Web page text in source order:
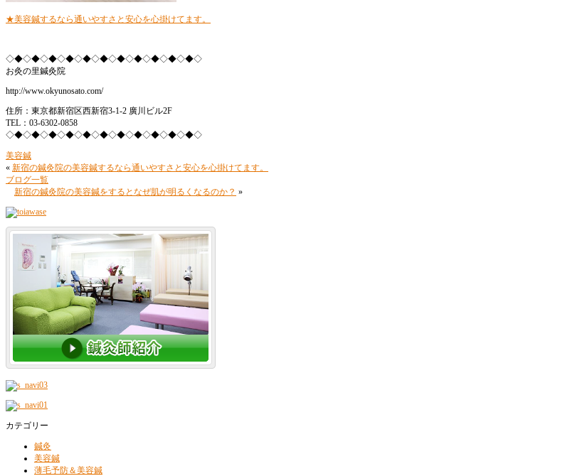
★美容鍼するなら通いやすさと安心を心掛けてます。
◇◆◇◆◇◆◇◆◇◆◇◆◇◆◇◆◇◆◇◆◇◆◇
お灸の里鍼灸院
http://www.okyunosato.com/
住所：東京都新宿区西新宿3-1-2 廣川ビル2F
TEL：03-6302-0858
◇◆◇◆◇◆◇◆◇◆◇◆◇◆◇◆◇◆◇◆◇◆◇
美容鍼
« 新宿の鍼灸院の美容鍼するなら通いやすさと安心を心掛けてます。
ブログ一覧
新宿の鍼灸院の美容鍼をするとなぜ肌が明るくなるのか？ »
カテゴリー
鍼灸
美容鍼
薄毛予防＆美容鍼